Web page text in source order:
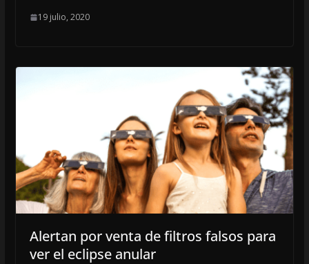
19 julio, 2020
Alertan por venta de filtros falsos para
ver el eclipse anular